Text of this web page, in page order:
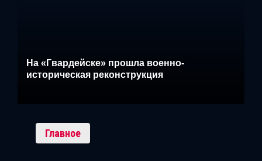
На «Гвардейске» прошла военно-
историческая реконструкция
Главное